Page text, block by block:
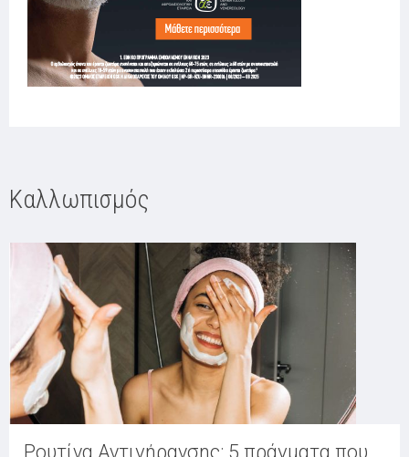
Καλλωπισμός
Ρουτίνα Αντιγήρανσης: 5 πράγματα που